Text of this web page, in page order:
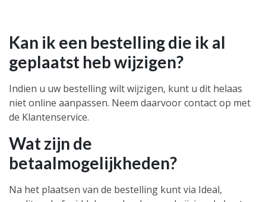
Kan ik een bestelling die ik al
geplaatst heb wijzigen?
Indien u uw bestelling wilt wijzigen, kunt u dit helaas
niet online aanpassen. Neem daarvoor contact op met
de Klantenservice.
Wat zijn de
betaalmogelijkheden?
Na het plaatsen van de bestelling kunt via Ideal,